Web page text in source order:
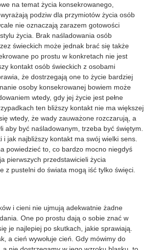
na temat życia konsekrowanego,
podziw dla przymiotów życia osób
nie oznaczają zarazem gotowości
życia. Brak naśladowania osób
świeckich może jednak brać się także
po prostu w konkretach nie jest
kontakt osób świeckich z osobami
że dostrzegają one to życie bardziej
osoby konsekrowanej bowiem może
wtedy, gdy jej życie jest pełne
ten bliższy kontakt nie ma większej
wtedy, że wady zauważone rozczarują, a
aby być naśladowanym, trzeba być świętym.
i jak najbliższy kontakt ma swój wielki sens.
powiedzieć to, co bardzo mocno niegdyś
pierwszych przedstawicieli życia
z pustelni do świata mogą iść tylko święci.
i cieni nie ujmują adekwatnie żadne
One po prostu dają o sobie znać w
je najlepiej po skutkach, jakie sprawiają.
a cień wywołuje cień. Gdy mówimy do